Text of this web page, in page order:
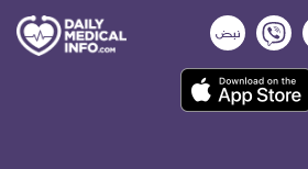
ميديكال
انفو
ديلي
ميديكال
انفو
ديلي
ميديكال
انفو